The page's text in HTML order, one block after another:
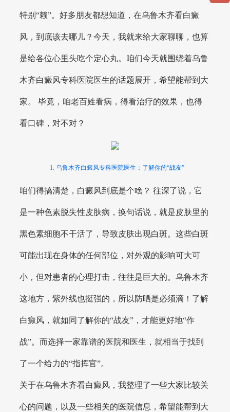
特别“赖”。好多朋友都想知道，在乌鲁木齐看白癜
风，到底该去哪儿？今天，我就来给大家聊聊，也算
是给各位心里头吃个定心丸。咱们今天就围绕着乌鲁
木齐白癜风专科医院医生的话题展开，希望能帮到大
家。 毕竟，咱老百姓看病，得看治疗的效果，也得
看口碑，对不对？
1. 乌鲁木齐白癜风专科医院医生：了解你的“战友”
咱们得搞清楚，白癜风到底是个啥？ 往深了说，它
是一种色素脱失性皮肤病，换句话说，就是皮肤里的
黑色素细胞不干活了，导致皮肤出现白斑。这些白斑
可能出现在身体的任何部位，对外观的影响可大可
小，但对患者的心理打击，往往是巨大的。乌鲁木齐
这地方，紫外线也挺强的，所以防晒是必须滴！了解
白癜风，就如同了解你的“战友”，才能更好地“作
战”。而选择一家靠谱的医院和医生，就相当于找到
了一个给力的“指挥官”。
关于在乌鲁木齐看白癜风，我整理了一些大家比较关
心的问题，以及一些相关的医院信息，希望能帮到大